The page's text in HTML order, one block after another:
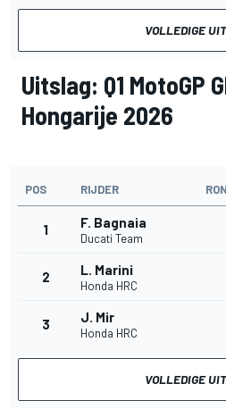
VOLLEDIGE
Uitslag: Q1 MotoGP
Hongarije 2026
POS RIJDER
1 F. Bagnaia
Ducati Team
2 L. Marini
Honda HRC
3 J. Mir
Honda HRC
VOLLEDIGE